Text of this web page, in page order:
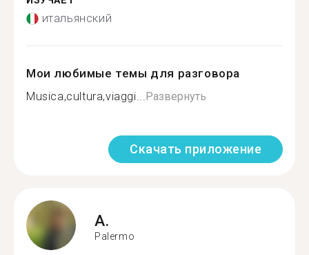
итальянский
Мои любимые темы для разговора
Musica,cultura,viaggi...Развернуть
Скачать приложение
A.
Palermo